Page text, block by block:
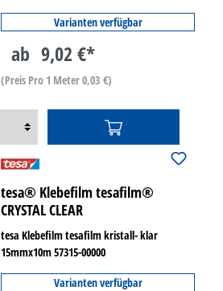
Varianten verfügbar
ab 9,02 €*
(Preis Pro 1 Meter 0,03 €)
tesa® Klebefilm tesafilm®
CRYSTAL CLEAR
tesa Klebefilm tesafilm kristall- klar
15mmx10m 57315-00000
Varianten verfügbar